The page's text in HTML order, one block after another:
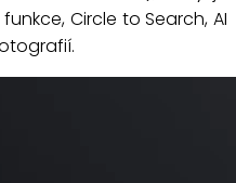
Circle to Search, AI